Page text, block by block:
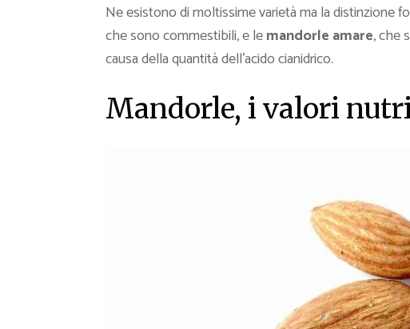
Ne esistono di moltissime varietà ma la distinzione
che sono commestibili, e lemandorle amare, che
causa della quantità dell’acido cianidrico.
Mandorle, i valori